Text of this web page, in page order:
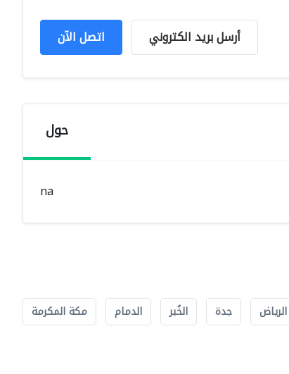
اتصل الآن أرسل بريد الكتروني
حول
na
الرياض جدة الخُبر الدمام مكة المكرمة